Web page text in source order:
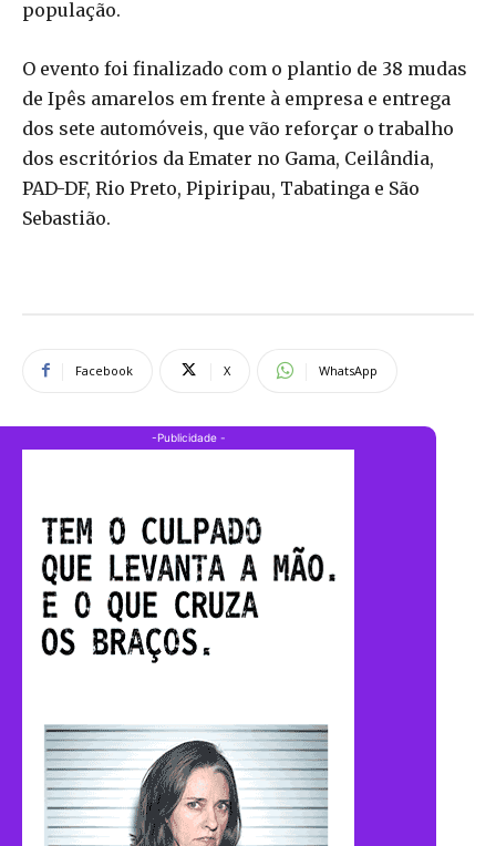
população.
O evento foi finalizado com o plantio de 38 mudas
de Ipês amarelos em frente à empresa e entrega
dos sete automóveis, que vão reforçar o trabalho
dos escritórios da Emater no Gama, Ceilândia,
PAD-DF, Rio Preto, Pipiripau, Tabatinga e São
Sebastião.
Facebook X WhatsApp
-Publicidade -